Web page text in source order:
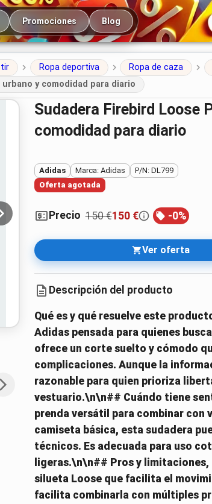
principal
Promociones Blog
Ropa deportiva Ropa de caza
y comodidad para diario
Sudadera Firebird Loose Pinstripes de Adidas: estilo urbano y
comodidad para diario
Adidas Marca: Adidas
P/N: DL799
Oferta agotada
Precio 150 €150 € -0%
Ver oferta
Descripción del producto
Qué es y qué resuelve este
Adidas pensada para quienes
ofrece un corte suelto y cómodo
complicaciones. Aunque la
razonable para quien prioriza
vestuario.\n\n## Cuándo tiene
prenda versátil para combinar con
camiseta básica, esta sudadera
técnicos. Es adecuada para uso
ligeras.\n\n## Pros y
silueta Loose que facilita el
facilita combinarla con múltiples